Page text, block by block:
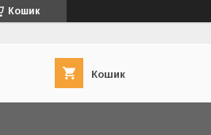
Кошик
Кошик